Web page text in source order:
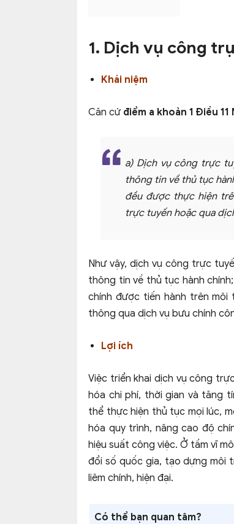
1. Dịch vụ công
Khái niệm
Căn cứ điểm a khoản 1 Điều 11
a) Dịch vụ công trực
thông tin về thủ tục
đều được thực hiện
trực tuyến hoặc qua
Như vậy, dịch vụ công trực
thông tin về thủ tục hành
chính được tiến hành trên
thông qua dịch vụ bưu chính
Lợi ích
Việc triển khai dịch vụ công
hóa chi phí, thời gian và tăng
thể thực hiện thủ tục mọi lúc,
hóa quy trình, nâng cao độ
hiệu suất công việc. Ở tầm vĩ
đổi số quốc gia, tạo dựng môi
liêm chính, hiện đại.
Có thể bạn quan tâm?